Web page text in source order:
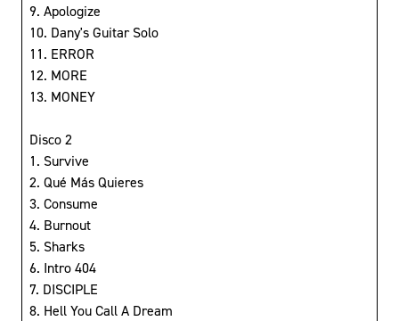
9. Apologize
10. Dany's Guitar Solo
11. ERROR
12. MORE
13. MONEY
Disco 2
1. Survive
2. Qué Más Quieres
3. Consume
4. Burnout
5. Sharks
6. Intro 404
7. DISCIPLE
8. Hell You Call A Dream